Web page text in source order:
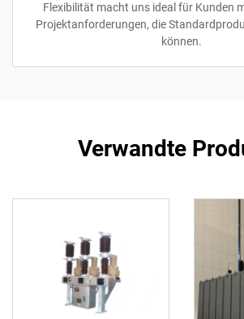
Flexibilität macht uns ideal für Kunden
Projektanforderungen, die
können.
Verwandte